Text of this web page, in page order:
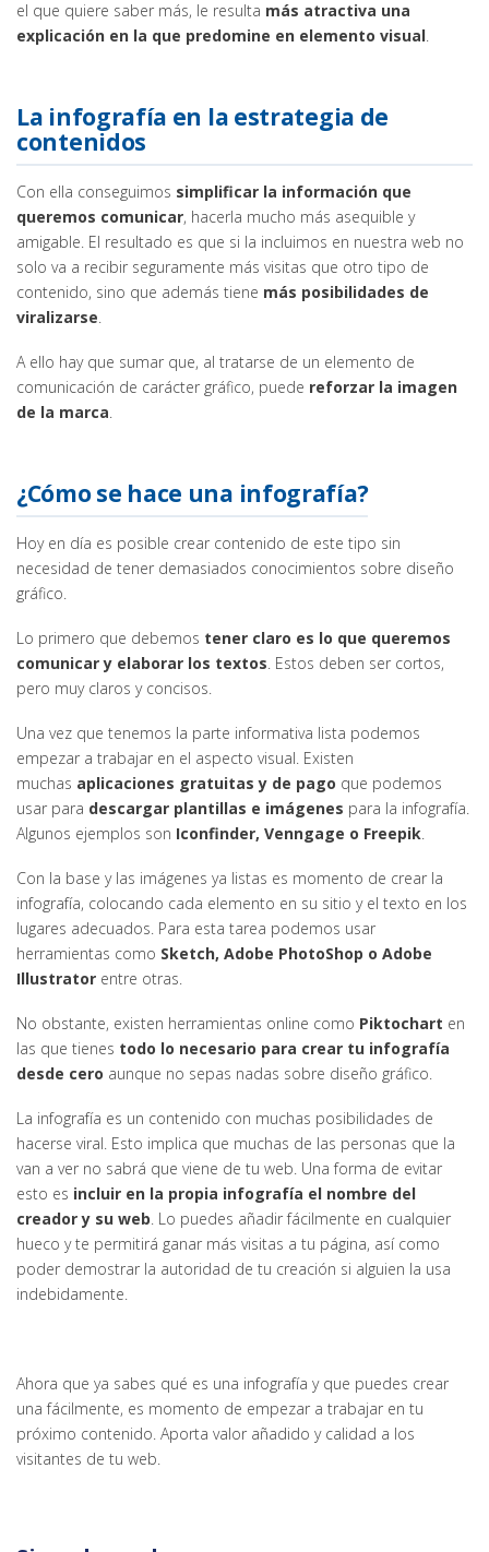
el que quiere saber más, le resulta más atractiva una
explicación en la que predomine en elemento visual.
La infografía en la estrategia de
contenidos
Con ella conseguimos simplificar la información que
queremos comunicar, hacerla mucho más asequible y
amigable. El resultado es que si la incluimos en nuestra web no
solo va a recibir seguramente más visitas que otro tipo de
contenido, sino que además tiene más posibilidades de
viralizarse.
A ello hay que sumar que, al tratarse de un elemento de
comunicación de carácter gráfico, puede reforzar la imagen
de la marca.
¿Cómo se hace una infografía?
Hoy en día es posible crear contenido de este tipo sin
necesidad de tener demasiados conocimientos sobre diseño
gráfico.
Lo primero que debemos tener claro es lo que queremos
comunicar y elaborar los textos. Estos deben ser cortos,
pero muy claros y concisos.
Una vez que tenemos la parte informativa lista podemos
empezar a trabajar en el aspecto visual. Existen
muchas aplicaciones gratuitas y de pago que podemos
usar para descargar plantillas e imágenes para la infografía.
Algunos ejemplos son Iconfinder, Venngage o Freepik.
Con la base y las imágenes ya listas es momento de crear la
infografía, colocando cada elemento en su sitio y el texto en los
lugares adecuados. Para esta tarea podemos usar
herramientas como Sketch, Adobe PhotoShop o Adobe
Illustrator entre otras.
No obstante, existen herramientas online como Piktochart en
las que tienes todo lo necesario para crear tu infografía
desde cero aunque no sepas nadas sobre diseño gráfico.
La infografía es un contenido con muchas posibilidades de
hacerse viral. Esto implica que muchas de las personas que la
van a ver no sabrá que viene de tu web. Una forma de evitar
esto es incluir en la propia infografía el nombre del
creador y su web. Lo puedes añadir fácilmente en cualquier
hueco y te permitirá ganar más visitas a tu página, así como
poder demostrar la autoridad de tu creación si alguien la usa
indebidamente.
Ahora que ya sabes qué es una infografía y que puedes crear
una fácilmente, es momento de empezar a trabajar en tu
próximo contenido. Aporta valor añadido y calidad a los
visitantes de tu web.